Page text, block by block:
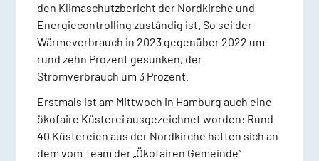
den Klimaschutzbericht der Nordkirche und
Energiecontrolling zuständig ist. So sei der
Wärmeverbrauch in 2023 gegenüber 2022 um
rund zehn Prozent gesunken, der
Stromverbrauch um 3 Prozent.
Erstmals ist am Mittwoch in Hamburg auch eine
ökofaire Küsterei ausgezeichnet worden: Rund
40 Küstereien aus der Nordkirche hatten sich an
dem vom Team der „Ökofairen Gemeinde“